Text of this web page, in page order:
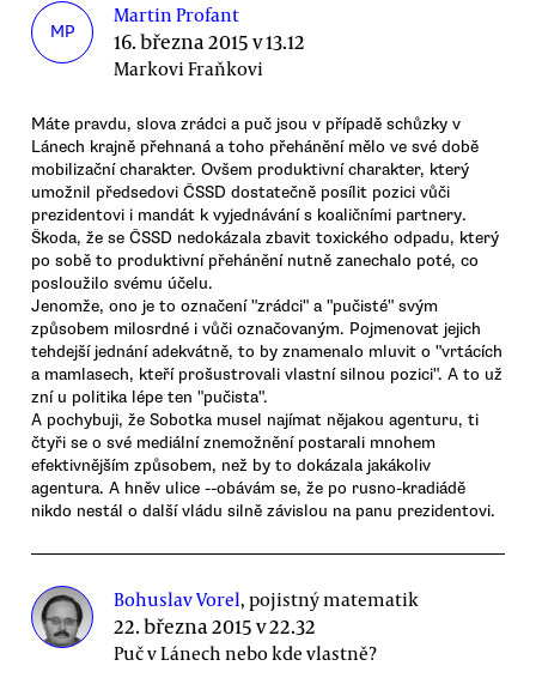
MP
Martin Profant
16. března 2015 v 13.12
Markovi Fraňkovi
Máte pravdu, slova zrádci a puč jsou v případě schůzky v
Lánech krajně přehnaná a toho přehánění mělo ve své době
mobilizační charakter. Ovšem produktivní charakter, který
umožnil předsedovi ČSSD dostatečně posílit pozici vůči
prezidentovi i mandát k vyjednávání s koaličními partnery.
Škoda, že se ČSSD nedokázala zbavit toxického odpadu, který
po sobě to produktivní přehánění nutně zanechalo poté, co
posloužilo svému účelu.
Jenomže, ono je to označení "zrádci" a "pučisté" svým
způsobem milosrdné i vůči označovaným. Pojmenovat jejich
tehdejší jednání adekvátně, to by znamenalo mluvit o "vrtácích
a mamlasech, kteří prošustrovali vlastní silnou pozici". A to už
zní u politika lépe ten "pučista".
A pochybuji, že Sobotka musel najímat nějakou agenturu, ti
čtyři se o své mediální znemožnění postarali mnohem
efektivnějším způsobem, než by to dokázala jakákoliv
agentura. A hněv ulice --obávám se, že po rusno-kradiádě
nikdo nestál o další vládu silně závislou na panu prezidentovi.
Bohuslav Vorel, pojistný matematik
22. března 2015 v 22.32
Puč v Lánech nebo kde vlastně?